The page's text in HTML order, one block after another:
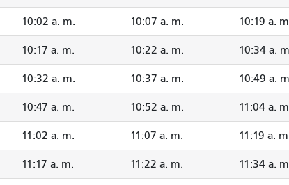
10:02 a. m. 10:07 a. m. 10:19 a.
10:17 a. m. 10:22 a. m. 10:34 a.
10:32 a. m. 10:37 a. m. 10:49 a.
10:47 a. m. 10:52 a. m. 11:04 a.
11:02 a. m. 11:07 a. m. 11:19 a.
11:17 a. m. 11:22 a. m. 11:34 a.